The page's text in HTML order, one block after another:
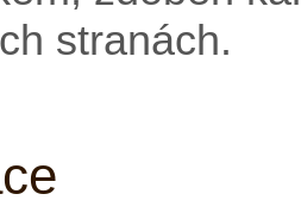
stranách.